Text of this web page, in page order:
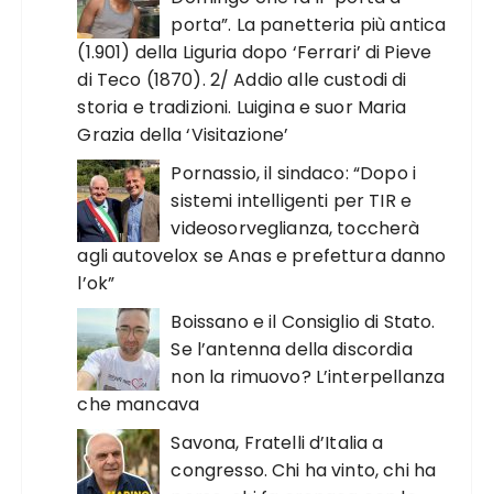
porta”. La panetteria più antica
(1.901) della Liguria dopo ‘Ferrari’ di Pieve
di Teco (1870). 2/ Addio alle custodi di
storia e tradizioni. Luigina e suor Maria
Grazia della ‘Visitazione’
Pornassio, il sindaco: “Dopo i
sistemi intelligenti per TIR e
videosorveglianza, toccherà
agli autovelox se Anas e prefettura danno
l’ok”
Boissano e il Consiglio di Stato.
Se l’antenna della discordia
non la rimuovo? L’interpellanza
che mancava
Savona, Fratelli d’Italia a
congresso. Chi ha vinto, chi ha